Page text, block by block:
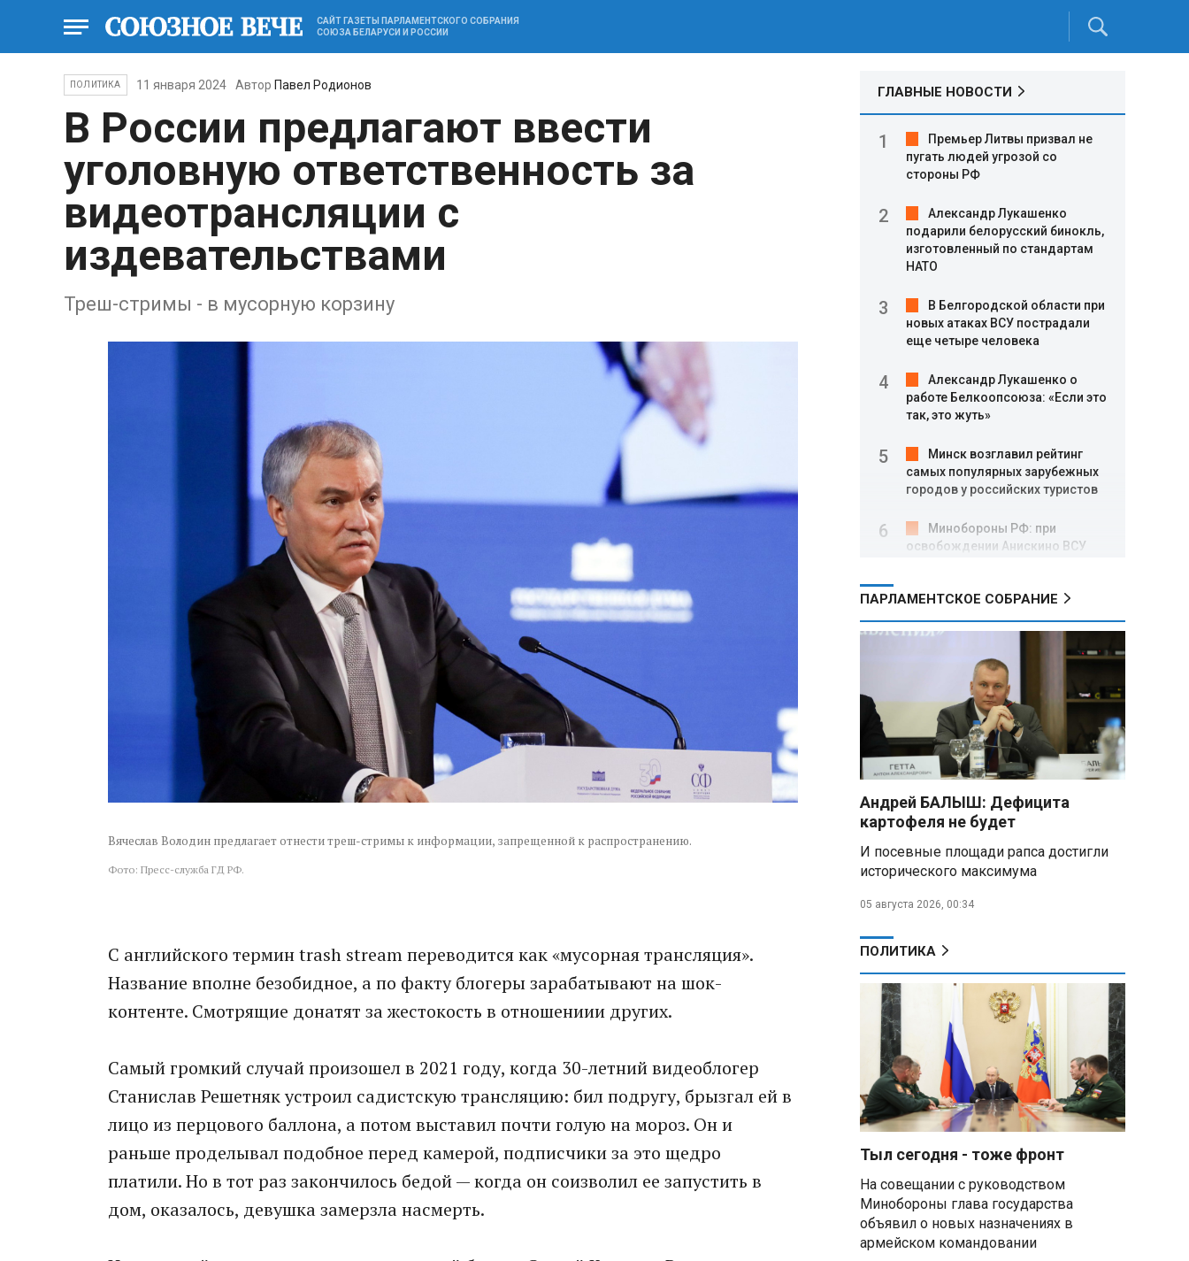
САЙТ ГАЗЕТЫ ПАРЛАМЕНТСКОГО СОБРАНИЯ
СОЮЗА БЕЛАРУСИ И РОССИИ
ПОЛИТИКА 11 января 2024 Автор Павел Родионов
В России предлагают ввести
уголовную ответственность за
видеотрансляции с
издевательствами
Треш-стримы - в мусорную корзину
Вячеслав Володин предлагает отнести треш-стримы к информации, запрещенной к распространению.
Фото: Пресс-служба ГД РФ.
С английского термин trash stream переводится как «мусорная трансляция».
Название вполне безобидное, а по факту блогеры зарабатывают на шок-
контенте. Смотрящие донатят за жестокость в отношениии других.
Самый громкий случай произошел в 2021 году, когда 30-летний видеоблогер
Станислав Решетняк устроил садистскую трансляцию: бил подругу, брызгал ей в
лицо из перцового баллона, а потом выставил почти голую на мороз. Он и
раньше проделывал подобное перед камерой, подписчики за это щедро
платили. Но в тот раз закончилось бедой — когда он соизволил ее запустить в
дом, оказалось, девушка замерзла насмерть.
ГЛАВНЫЕ НОВОСТИ
Премьер Литвы призвал не
пугать людей угрозой со
стороны РФ
Александр Лукашенко
подарили белорусский бинокль,
изготовленный по стандартам
НАТО
В Белгородской области при
новых атаках ВСУ пострадали
еще четыре человека
Александр Лукашенко о
работе Белкоопсоюза: «Если это
так, это жуть»
Минск возглавил рейтинг
самых популярных зарубежных
городов у российских туристов
Минобороны РФ: при
освобождении Анискино ВСУ
Александр Лукашенко:
Россияне «услышали батьку» и
скупают пустующие дома в
белорусских деревнях
Алесандр Лукашенко назвал
работу сельской торговли
«неудовлетворительной» и
возмутился «просрочкой и
тухлятиной»
Владимир Путин обсудил с
меры по защите инфраструктуры
от терактов
Минобороны РФ: «Искандер»
ВСУ в Днепропетровской
Главы правительств ЕАЭС
подписали три соглашения по
e‑торговле, биржевому рынку и
ученым званиям
Александр Лукашенко:
Хотите «собирать сливки» в
городах — отвечайте и за
отдалённые деревни
Минобороны РФ: установлен
контроль над Анискино в
Харьковской области
ПАРЛАМЕНТСКОЕ СОБРАНИЕ
Андрей БАЛЫШ: Дефицита
картофеля не будет
И посевные площади рапса достигли
исторического максимума
05 августа 2026, 00:34
ПОЛИТИКА
Тыл сегодня - тоже фронт
На совещании с руководством
Минобороны глава государства
объявил о новых назначениях в
армейском командовании